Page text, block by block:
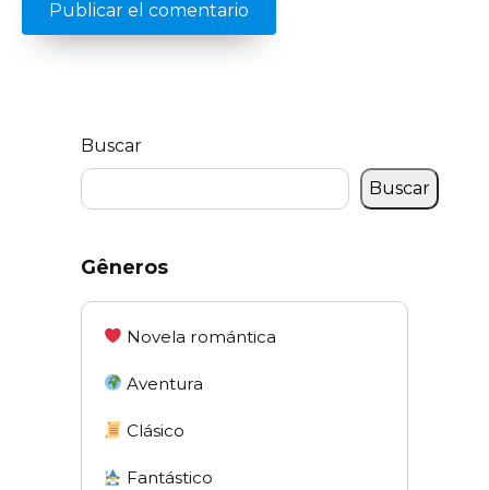
Buscar
Buscar
Gêneros
Novela romántica
Aventura
Clásico
Fantástico